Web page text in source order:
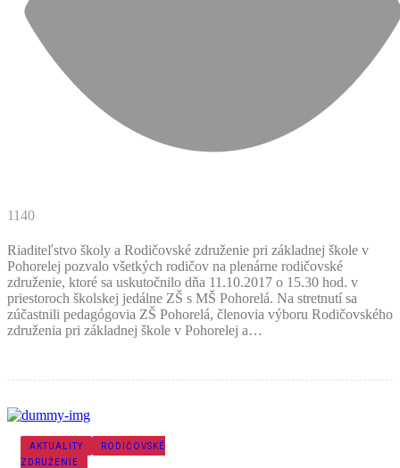
1140
Riaditeľstvo školy a Rodičovské združenie pri základnej škole v
Pohorelej pozvalo všetkých rodičov na plenárne rodičovské
združenie, ktoré sa uskutočnilo dňa 11.10.2017 o 15.30 hod. v
priestoroch školskej jedálne ZŠ s MŠ Pohorelá. Na stretnutí sa
zúčastnili pedagógovia ZŠ Pohorelá, členovia výboru Rodičovského
združenia pri základnej škole v Pohorelej a…
AKTUALITY
RODIČOVSKÉ
ZDRUŽENIE